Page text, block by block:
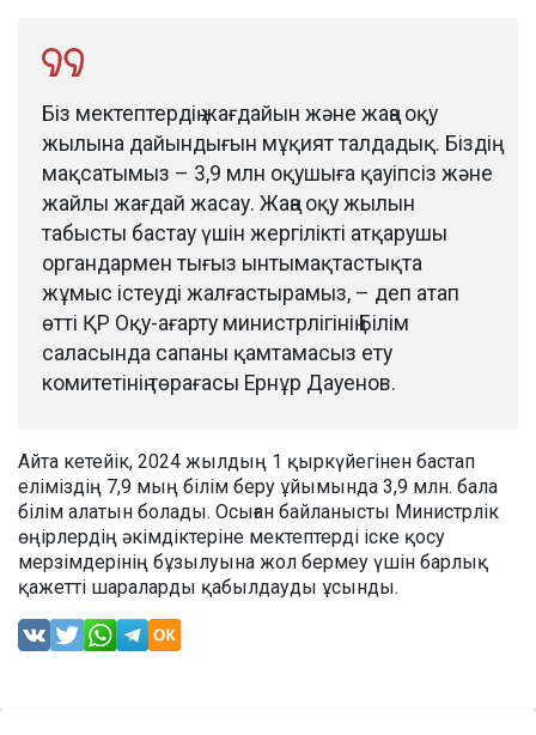
Біз мектептердің жағдайын және жаңа оқу
жылына дайындығын мұқият талдадық. Біздің
мақсатымыз – 3,9 млн оқушыға қауіпсіз және
жайлы жағдай жасау. Жаңа оқу жылын
табысты бастау үшін жергілікті атқарушы
органдармен тығыз ынтымақтастықта
жұмыс істеуді жалғастырамыз, – деп атап
өтті ҚР Оқу-ағарту министрлігінің Білім
саласында сапаны қамтамасыз ету
комитетінің төрағасы Ернұр Дауенов.
Айта кетейік, 2024 жылдың 1 қыркүйегінен бастап
еліміздің 7,9 мың білім беру ұйымында 3,9 млн. бала
білім алатын болады. Осыған байланысты Министрлік
өңірлердің әкімдіктеріне мектептерді іске қосу
мерзімдерінің бұзылуына жол бермеу үшін барлық
қажетті шараларды қабылдауды ұсынды.